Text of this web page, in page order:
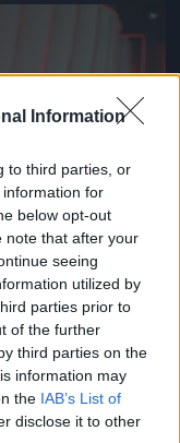
Information
to third parties, or
for
below opt-out
note that after your
seeing
utilized by
parties prior to
of the further
third parties on the
information may
the IAB’s List of
disclose it to other